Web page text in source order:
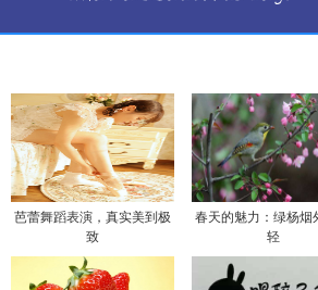
芭蕾舞蹈表演，真实美到极
致
春天的魅力：绿杨烟
轻